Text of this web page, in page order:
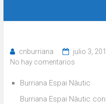
cnburriana julio 3,
No hay comentarios
Burriana Espai Nàutic
Burriana Espai Nàutic